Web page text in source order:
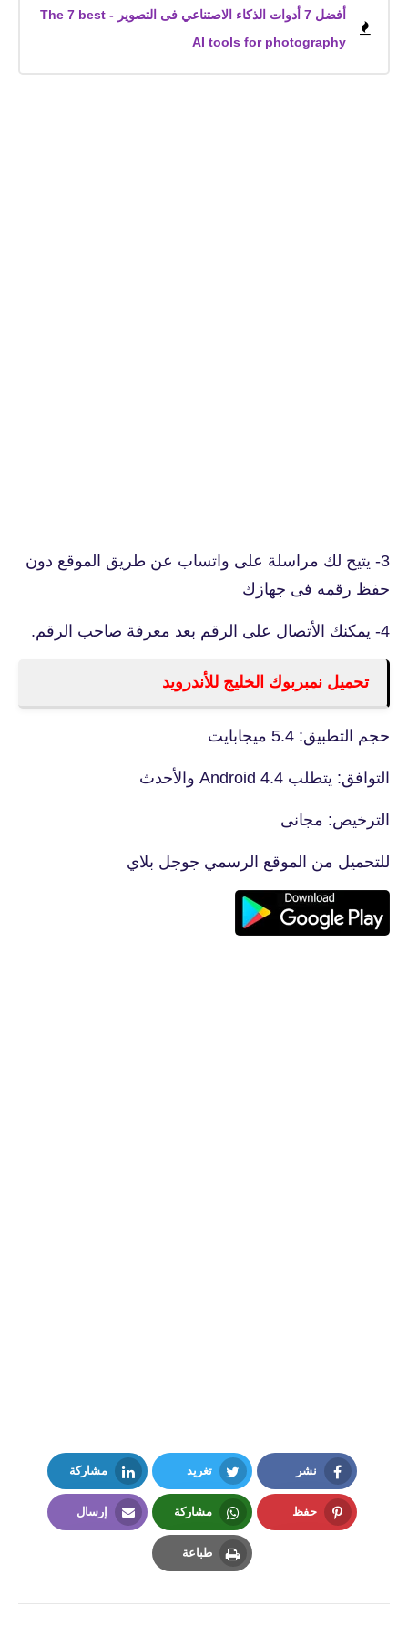
أفضل 7 أدوات الذكاء الاصتناعي فى التصوير - The 7 best
AI tools for photography
3- يتيح لك مراسلة على واتساب عن طريق الموقع دون
حفظ رقمه فى جهازك
4- يمكنك الأتصال على الرقم بعد معرفة صاحب الرقم.
تحميل نمبربوك الخليج للأندرويد
حجم التطبيق: 5.4 ميجابايت
التوافق: يتطلب Android 4.4 والأحدث
الترخيص: مجانى
للتحميل من الموقع الرسمي جوجل بلاي
نشر
Facebook
تغريد
Twitter
مشاركة
LinkedIn
حفظ مشاركة
Whatsapp
إرسال
طباعة